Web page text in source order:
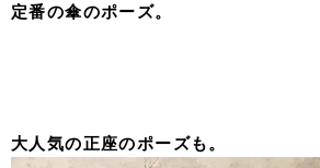
定番の傘のポーズ。
大人気の正座のポーズも。